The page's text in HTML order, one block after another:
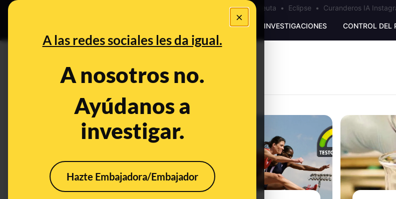
×
A las redes sociales les da igual.
A nosotros no.
Ayúdanos a
investigar.
Hazte Embajadora/Embajador
•Bulos Ceuta • Eclipse • Curanderos IA
PREBUNKING INVESTIGACIONES CONTROL DEL